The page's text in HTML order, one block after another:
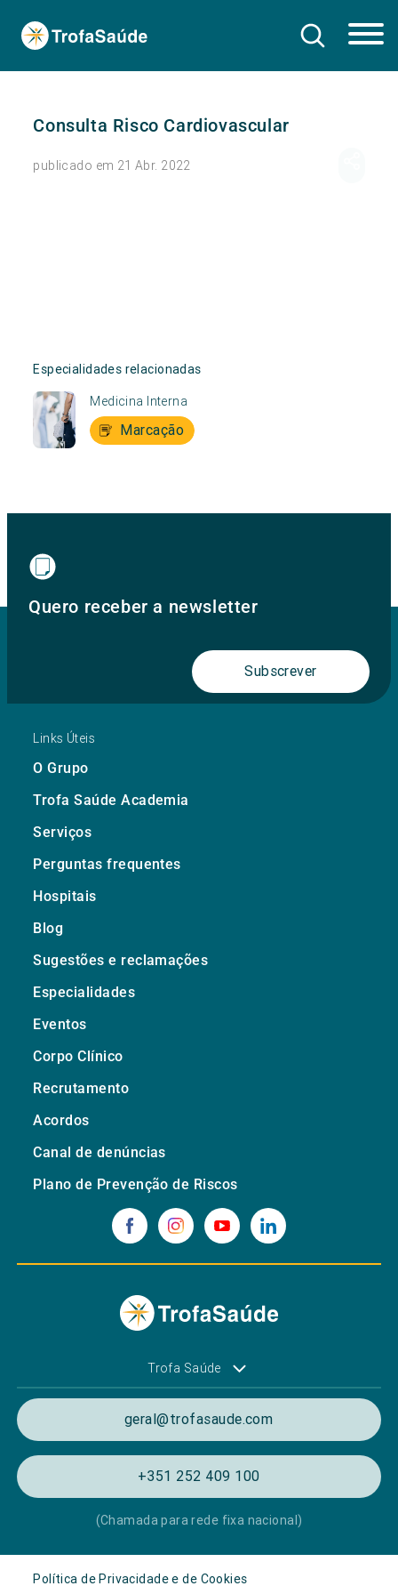
Consulta Risco Cardiovascular
publicado em 21 Abr. 2022
Especialidades relacionadas
Medicina Interna
Marcação
Quero receber a newsletter
Subscrever
Links Úteis
O Grupo
Trofa Saúde Academia
Serviços
Perguntas frequentes
Hospitais
Blog
Sugestões e reclamações
Especialidades
Eventos
Corpo Clínico
Recrutamento
Acordos
Canal de denúncias
Plano de Prevenção de Riscos
Trofa Saúde
geral@trofasaude.com
+351 252 409 100
(Chamada para rede fixa nacional)
Política de Privacidade e de Cookies